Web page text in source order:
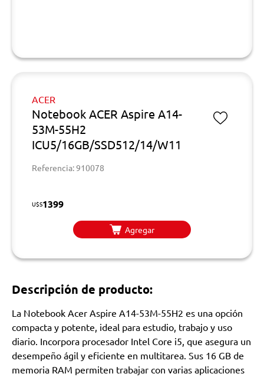
ACER
Notebook ACER Aspire A14-
53M-55H2
ICU5/16GB/SSD512/14/W11
Referencia: 910078
U$S1399
Agregar
Descripción de producto:
La Notebook Acer Aspire A14-53M-55H2 es una opción
compacta y potente, ideal para estudio, trabajo y uso
diario. Incorpora procesador Intel Core i5, que asegura un
desempeño ágil y eficiente en multitarea. Sus 16 GB de
memoria RAM permiten trabajar con varias aplicaciones